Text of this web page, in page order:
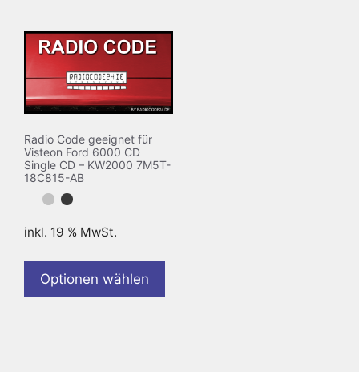
Radio Code geeignet für
Visteon Ford 6000 CD
Single CD – KW2000 7M5T-
18C815-AB
inkl. 19 % MwSt.
Optionen wählen